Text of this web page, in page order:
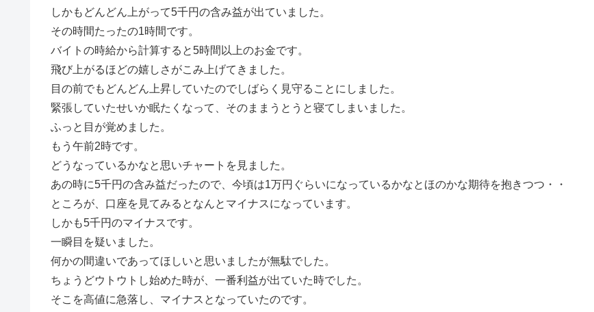
しかもどんどん上がって5千円の含み益が出ていました。
その時間たったの1時間です。
バイトの時給から計算すると5時間以上のお金です。
飛び上がるほどの嬉しさがこみ上げてきました。
目の前でもどんどん上昇していたのでしばらく見守ることにしました。
緊張していたせいか眠たくなって、そのままうとうと寝てしまいました。
ふっと目が覚めました。
もう午前2時です。
どうなっているかなと思いチャートを見ました。
あの時に5千円の含み益だったので、今頃は1万円ぐらいになっているかなとほのかな期待を抱きつつ・・
ところが、口座を見てみるとなんとマイナスになっています。
しかも5千円のマイナスです。
一瞬目を疑いました。
何かの間違いであってほしいと思いましたが無駄でした。
ちょうどウトウトし始めた時が、一番利益が出ていた時でした。
そこを高値に急落し、マイナスとなっていたのです。